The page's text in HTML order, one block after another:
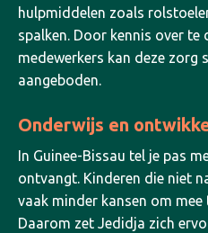
hulpmiddelen zoals
spalken. Door kennis over te
medewerkers kan deze zorg
aangeboden.
Onderwijs en
In Guinee-Bissau tel je pas
ontvangt. Kinderen die niet
vaak minder kansen om
Daarom zet Jedidja zich